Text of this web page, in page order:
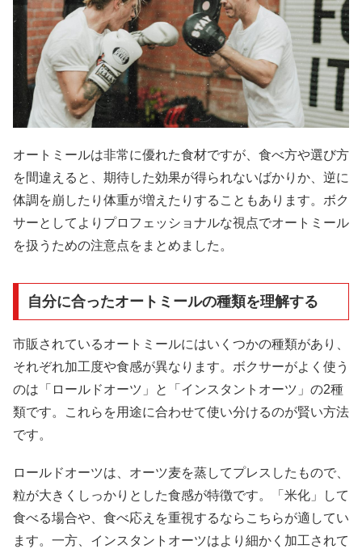
オートミールは非常に優れた食材ですが、食べ方や選び方
を間違えると、期待した効果が得られないばかりか、逆に
体調を崩したり体重が増えたりすることもあります。ボク
サーとしてよりプロフェッショナルな視点でオートミール
を扱うための注意点をまとめました。
自分に合ったオートミールの種類を理解する
市販されているオートミールにはいくつかの種類があり、
それぞれ加工度や食感が異なります。ボクサーがよく使う
のは「ロールドオーツ」と「インスタントオーツ」の2種
類です。これらを用途に合わせて使い分けるのが賢い方法
です。
ロールドオーツは、オーツ麦を蒸してプレスしたもので、
粒が大きくしっかりとした食感が特徴です。「米化」して
食べる場合や、食べ応えを重視するならこちらが適してい
ます。一方、インスタントオーツはより細かく加工されて